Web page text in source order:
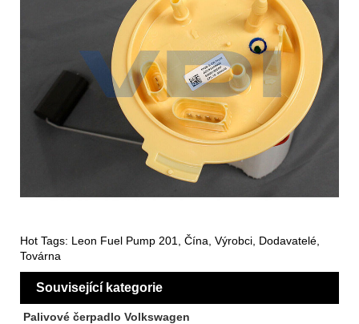
Hot Tags: Leon Fuel Pump 201, Čína, Výrobci, Dodavatelé,
Továrna
Související kategorie
Palivové čerpadlo Volkswagen